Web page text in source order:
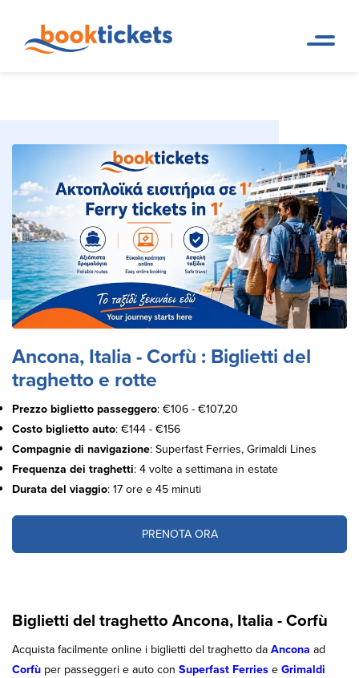
traghetti e biglietti
Ancona, Italia - Corfù : Biglietti del
traghetto e rotte
Prezzo biglietto passeggero: €106 - €107,20
Costo biglietto auto: €144 - €156
Compagnie di navigazione: Superfast Ferries, Grimaldi Lines
Frequenza dei traghetti: 4 volte a settimana in estate
Durata del viaggio: 17 ore e 45 minuti
PRENOTA ORA
Biglietti del traghetto Ancona, Italia - Corfù
Acquista facilmente online i biglietti del traghetto da Ancona ad
Corfù per passeggeri e auto con Superfast Ferries e Grimaldi